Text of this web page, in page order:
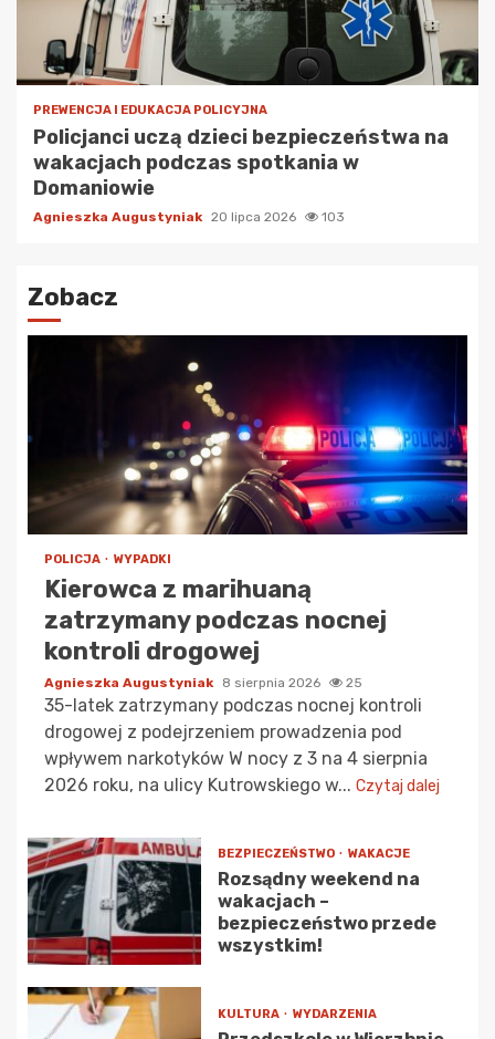
PREWENCJA I EDUKACJA POLICYJNA
Policjanci uczą dzieci bezpieczeństwa na
wakacjach podczas spotkania w
Domaniowie
Agnieszka Augustyniak 20 lipca 2026 103
Zobacz
POLICJA WYPADKI
Kierowca z marihuaną
zatrzymany podczas nocnej
kontroli drogowej
Agnieszka Augustyniak 8 sierpnia 2026 25
35-latek zatrzymany podczas nocnej kontroli
drogowej z podejrzeniem prowadzenia pod
wpływem narkotyków W nocy z 3 na 4 sierpnia
2026 roku, na ulicy Kutrowskiego w... Czytaj dalej
BEZPIECZEŃSTWO WAKACJE
Rozsądny weekend na
wakacjach –
bezpieczeństwo przede
wszystkim!
KULTURA WYDARZENIA